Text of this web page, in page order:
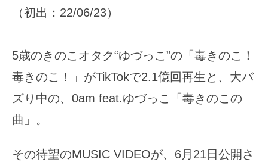
（初出：22/06/23）
5歳のきのこオタク“ゆづっこ”の「毒きのこ！
毒きのこ！」がTikTokで2.1億回再生と、大バ
ズり中の、0am feat.ゆづっこ「毒きのこの
曲」。
その待望のMUSIC VIDEOが、6月21日公開さ